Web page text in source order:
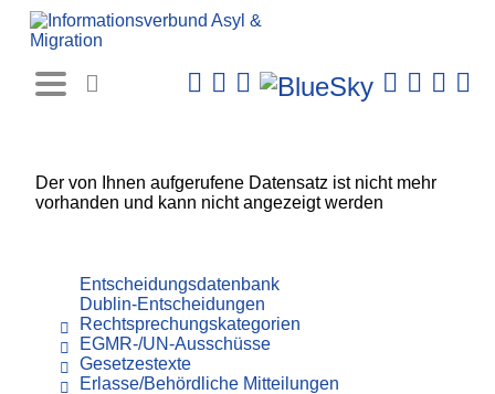
Der von Ihnen aufgerufene Datensatz ist nicht mehr
vorhanden und kann nicht angezeigt werden
Entscheidungsdatenbank
Dublin-Entscheidungen
Rechtsprechungskategorien
EGMR-/UN-Ausschüsse
Gesetzestexte
Erlasse/Behördliche Mitteilungen